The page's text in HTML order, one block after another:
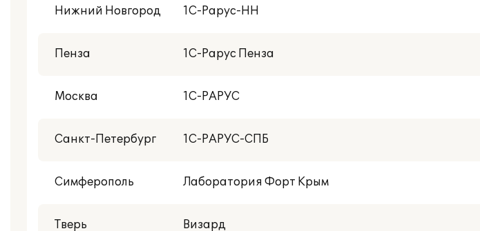
Нижний Новгород 1С-Рарус-НН
Пенза 1С-Рарус Пенза
Москва 1С-РАРУС
Санкт-Петербург 1С-РАРУС-СПБ
Симферополь Лаборатория Форт Крым
Тверь Визард